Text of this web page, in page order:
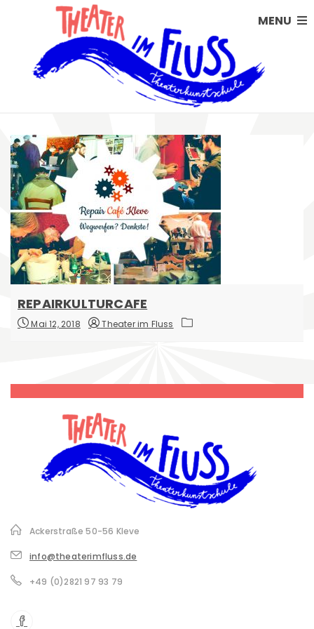
MENU
REPAIRKULTURCAFE
Mai 12, 2018 Theater im Fluss
Ackerstraße 50-56 Kleve
info@theaterimfluss.de
+49 (0)2821 97 93 79